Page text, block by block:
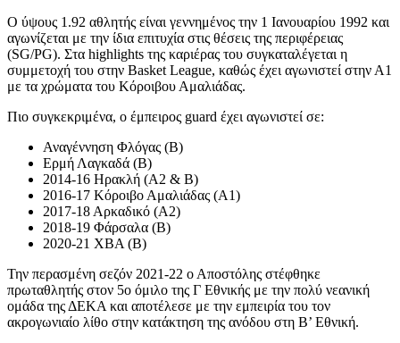
Ο ύψους 1.92 αθλητής είναι γεννημένος την 1 Ιανουαρίου 1992 και
αγωνίζεται με την ίδια επιτυχία στις θέσεις της περιφέρειας
(SG/PG). Στα highlights της καριέρας του συγκαταλέγεται η
συμμετοχή του στην Basket League, καθώς έχει αγωνιστεί στην Α1
με τα χρώματα του Κόροιβου Αμαλιάδας.
Πιο συγκεκριμένα, ο έμπειρος guard έχει αγωνιστεί σε:
Αναγέννηση Φλόγας (Β)
Ερμή Λαγκαδά (Β)
2014-16 Ηρακλή (Α2 & B)
2016-17 Κόροιβο Αμαλιάδας (Α1)
2017-18 Αρκαδικό (Α2)
2018-19 Φάρσαλα (Β)
2020-21 ΧΒΑ (B)
Την περασμένη σεζόν 2021-22 ο Αποστόλης στέφθηκε
πρωταθλητής στον 5ο όμιλο της Γ Εθνικής με την πολύ νεανική
ομάδα της ΔΕΚΑ και αποτέλεσε με την εμπειρία του τον
ακρογωνιαίο λίθο στην κατάκτηση της ανόδου στη Β’ Εθνική.